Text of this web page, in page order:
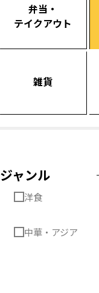
弁当・
テイクアウト
雑貨
ジャンル
洋食
中華・アジア